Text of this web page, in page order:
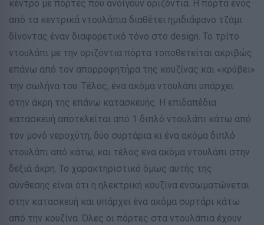
κέντρο με πόρτες που ανοίγουν οριζόντια. Η πόρτα ενός
από τα κεντρικά ντουλάπια διαθέτει ημιδιάφανο τζάμι
δίνοντας έναν διαφορετικό τόνο στο design. Το τρίτο
ντουλάπι με την οριζόντια πόρτα τοποθετείται ακριβώς
επάνω από τον απορροφητήρα της κουζίνας και «κρύβει»
την σωλήνα του. Τέλος, ένα ακόμα ντουλάπι υπάρχει
στην άκρη της επάνω κατασκευής. Η επιδαπέδια
κατασκευή αποτελείται από 1 διπλό ντουλάπι κάτω από
τον μονό νεροχύτη, δύο συρτάρια κι ένα ακόμα διπλό
ντουλάπι από κάτω, και τέλος ένα ακόμα ντουλάπι στην
δεξιά άκρη. Το χαρακτηριστικό όμως αυτής της
σύνθεσης είναι ότι η ηλεκτρική κουζίνα ενσωματώνεται
στην κατασκευή και υπάρχει ένα ακόμα συρτάρι κάτω
από την κουζίνα. Όλες οι πόρτες στα ντουλάπια έχουν